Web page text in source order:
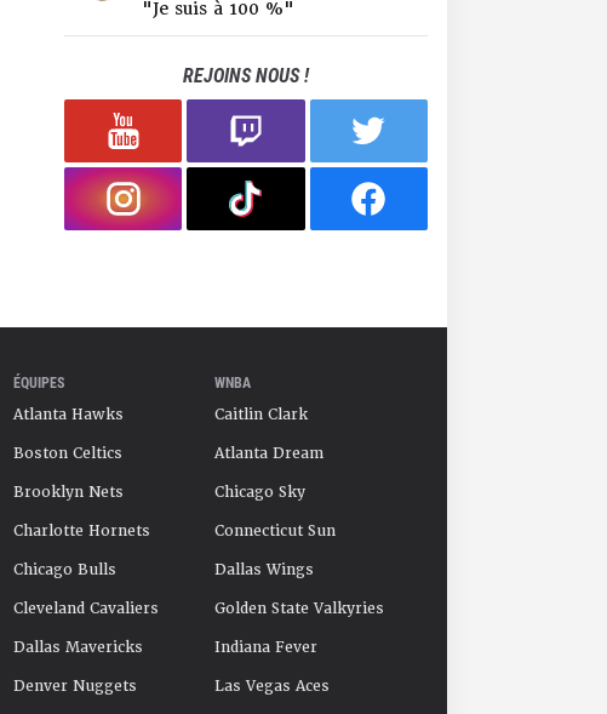
"Je suis à 100 %"
REJOINS NOUS !
ÉQUIPES
Atlanta Hawks
Boston Celtics
Brooklyn Nets
Charlotte Hornets
Chicago Bulls
Cleveland Cavaliers
Dallas Mavericks
Denver Nuggets
WNBA
Caitlin Clark
Atlanta Dream
Chicago Sky
Connecticut Sun
Dallas Wings
Golden State Valkyries
Indiana Fever
Las Vegas Aces